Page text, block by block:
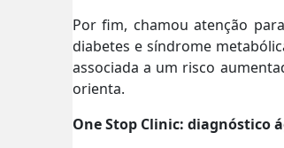
Por fim, chamou atenção
diabetes e síndrome
associada a um risco
orienta.
One Stop Clinic: diagnóstico